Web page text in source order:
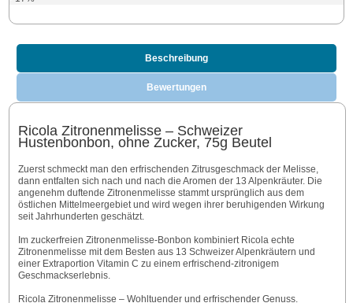
Beschreibung
Bewertungen
Ricola Zitronenmelisse – Schweizer
Hustenbonbon, ohne Zucker, 75g Beutel
Zuerst schmeckt man den erfrischenden Zitrusgeschmack der Melisse,
dann entfalten sich nach und nach die Aromen der 13 Alpenkräuter. Die
angenehm duftende Zitronenmelisse stammt ursprünglich aus dem
östlichen Mittelmeergebiet und wird wegen ihrer beruhigenden Wirkung
seit Jahrhunderten geschätzt.
Im zuckerfreien Zitronenmelisse-Bonbon kombiniert Ricola echte
Zitronenmelisse mit dem Besten aus 13 Schweizer Alpenkräutern und
einer Extraportion Vitamin C zu einem erfrischend-zitronigem
Geschmackserlebnis.
Ricola Zitronenmelisse – Wohltuender und erfrischender Genuss.